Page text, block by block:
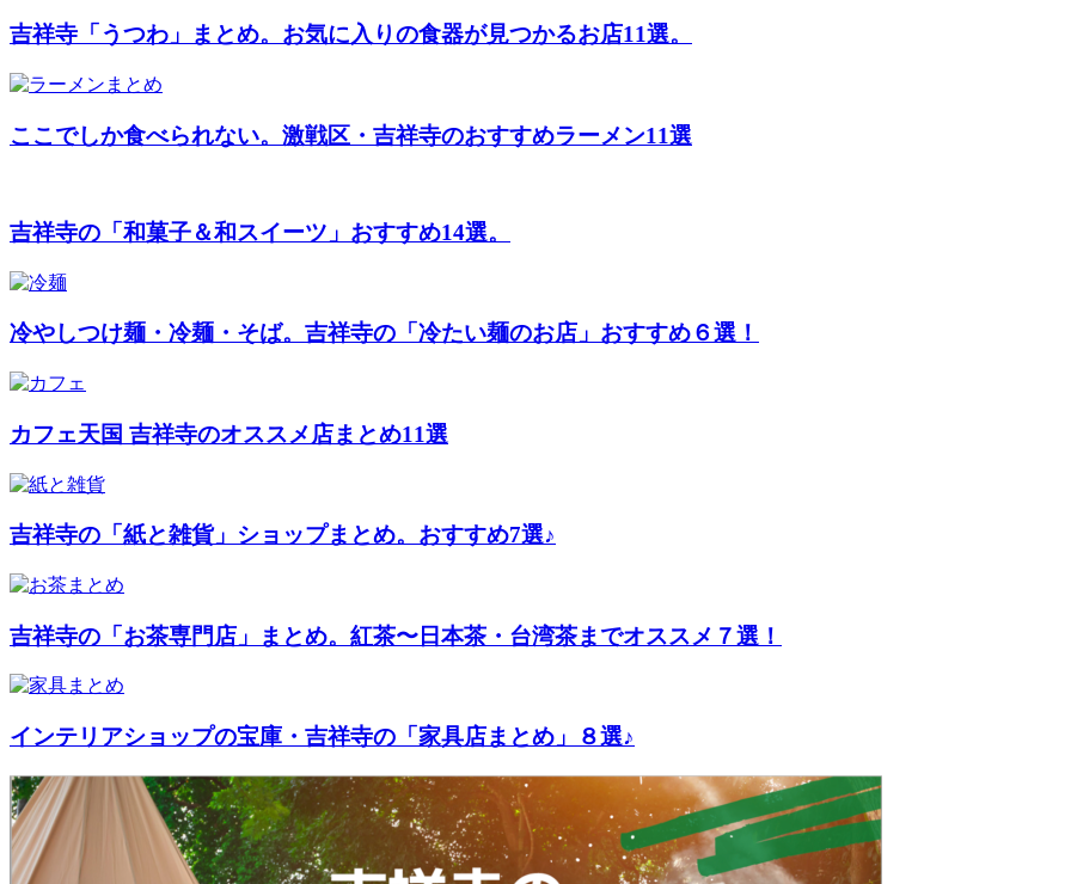
吉祥寺「うつわ」まとめ。お気に入りの食器が見つかるお店11選。
ここでしか食べられない。激戦区・吉祥寺のおすすめラーメン11選
吉祥寺の「和菓子＆和スイーツ」おすすめ14選。
冷やしつけ麺・冷麺・そば。吉祥寺の「冷たい麺のお店」おすすめ６選！
カフェ天国 吉祥寺のオススメ店まとめ11選
吉祥寺の「紙と雑貨」ショップまとめ。おすすめ7選♪
吉祥寺の「お茶専門店」まとめ。紅茶〜日本茶・台湾茶までオススメ７選！
インテリアショップの宝庫・吉祥寺の「家具店まとめ」８選♪